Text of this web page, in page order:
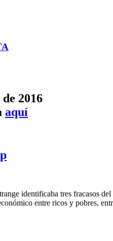
2016
aquí
identificaba tres fracasos
entre ricos y pobres,